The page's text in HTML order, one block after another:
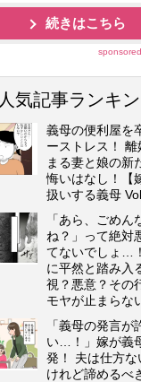
続きはこちら
人気記事ランキ
義母の便利屋を
ーストレス！ 離
まる妻と娘の新
悔いはなし！【
扱いする義母
「あら、ごめん
ね？」って絶対
てないでしょ…
に平然と踏み
視？悪意？その
モヤが止まらな
「義母の発言が
い…！」嫁が義
発！ 夫は仕方な
けれど諦めるべ